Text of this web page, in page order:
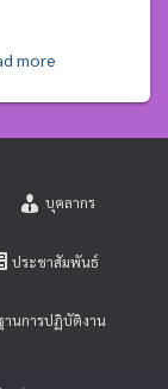
more
บุคลากร
ประชาสัมพันธ์
านการปฏิบัติงาน